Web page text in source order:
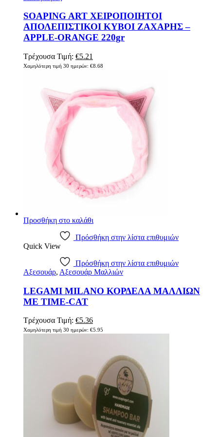
SOAPING ART ΧΕΙΡΟΠΟΙΗΤΟΙ
ΑΠΟΛΕΠΙΣΤΙΚΟΙ ΚΥΒΟΙ ΖΑΧΑΡΗΣ –
APPLE-ORANGE 220gr
Τρέχουσα Τιμή: Original
price
€5.21
τρέχουσα
€5.21.
Χαμηλότερη τιμή 30 ημερών: €8.68
Προσθήκη στο καλάθι
Πρόσθήκη στην λίστα επιθυμιών
Quick View
Πρόσθήκη στην λίστα επιθυμιών
Αξεσουάρ, Αξεσουάρ Μαλλιών
LEGAMI MILANO ΚΟΡΔΕΛΑ ΜΑΛΛΙΩΝ
ME TIME-CAT
Τρέχουσα Τιμή: Original
price
€5.36Η
τρέχουσα
Χαμηλότερη τιμή 30 ημερών: €5.95